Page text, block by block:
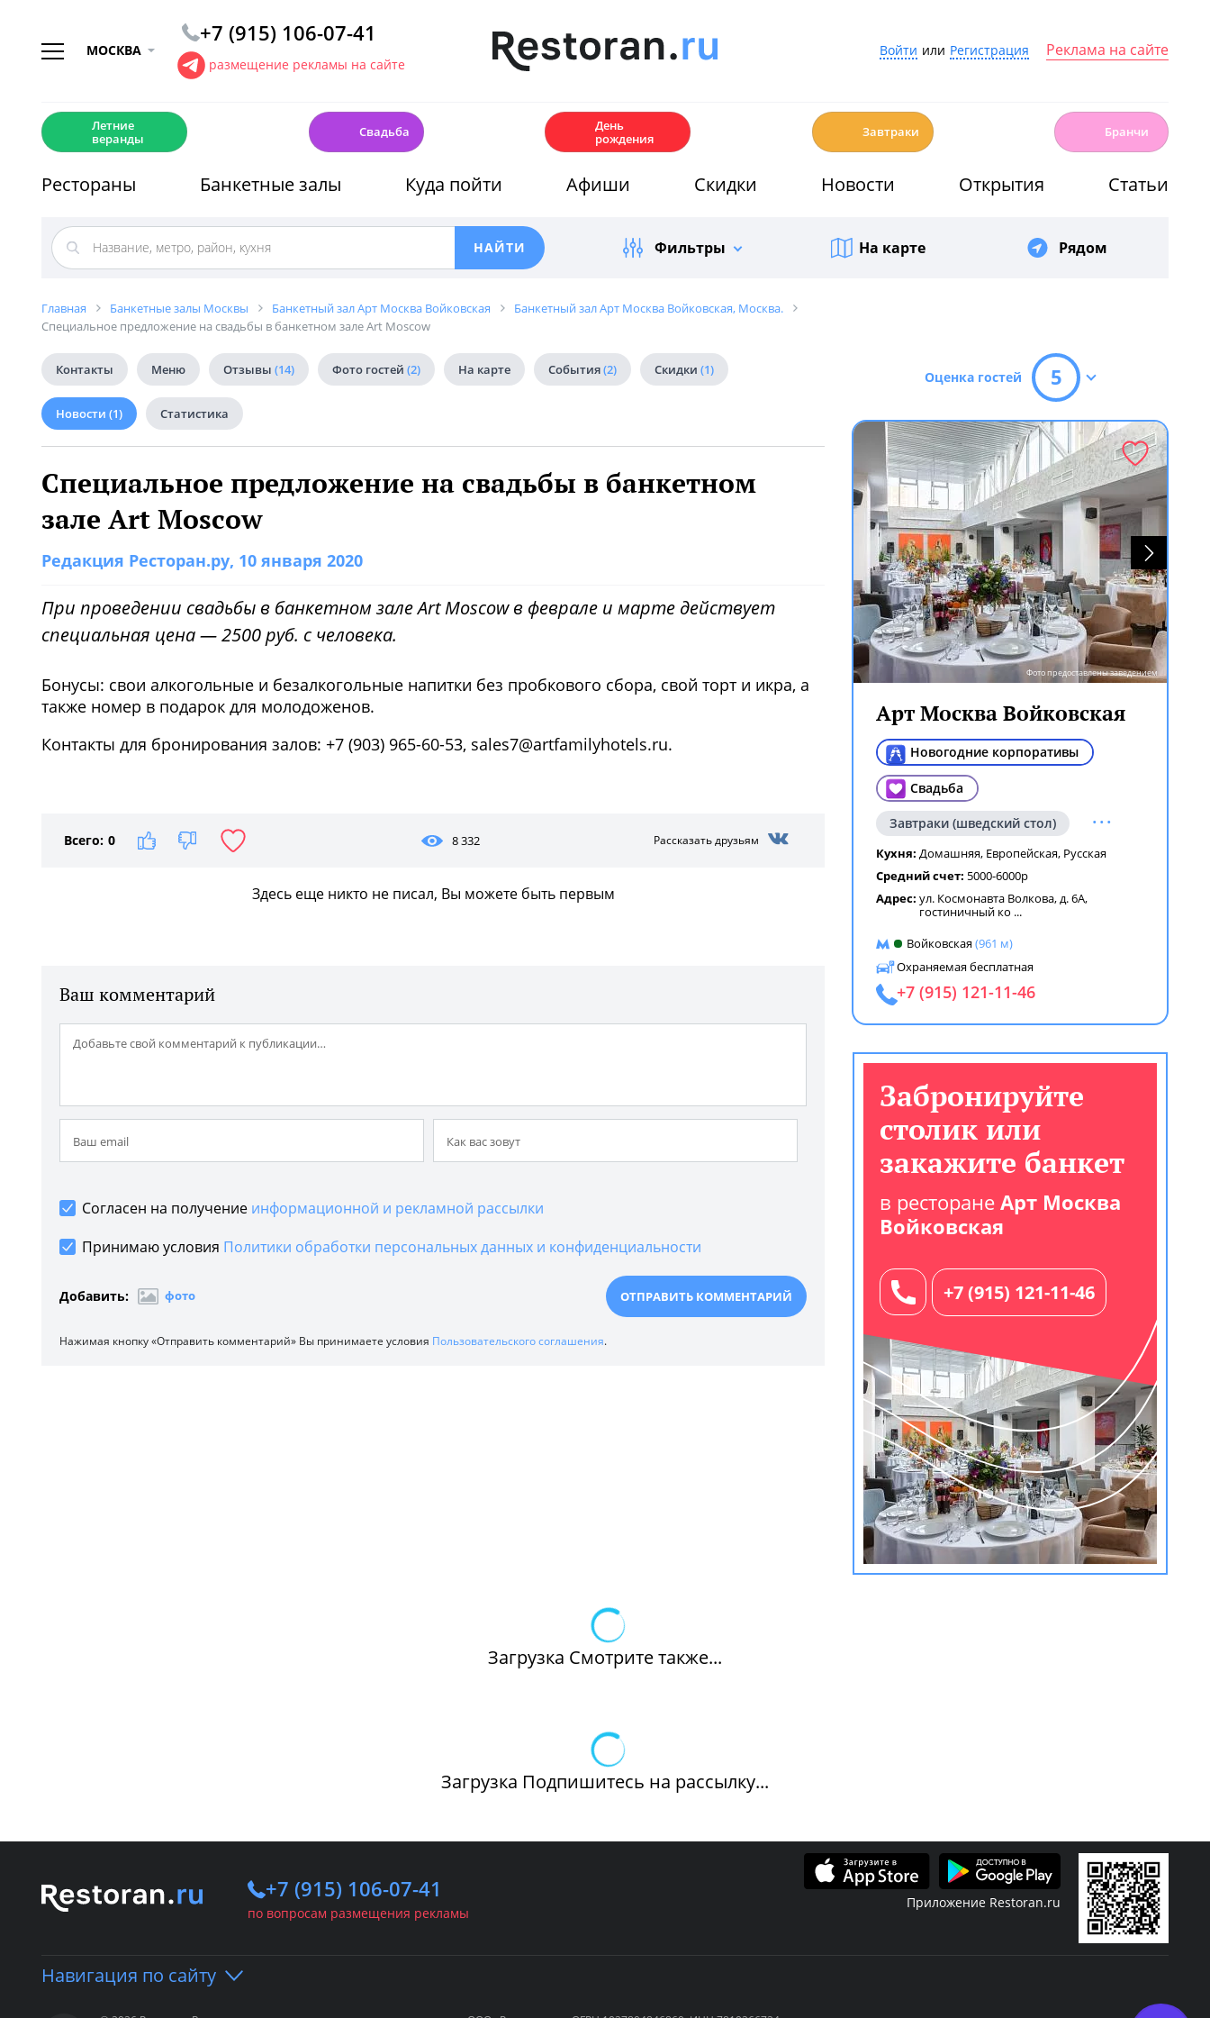
МОСКВА
+7 (915) 106-07-41
размещение рекламы на сайте
Войти или Регистрация Реклама на сайте
Летние
веранды
Свадьба
День
рождения
Завтраки Бранчи
Рестораны Банкетные залы Куда пойти Афиши Скидки Новости Открытия Статьи
Фильтры На карте Рядом
Главная Банкетные залы Москвы Банкетный зал Арт Москва Войковская
Банкетный зал Арт Москва Войковская, Москва.
Специальное предложение на свадьбы в банкетном зале Art Moscow
Контакты Меню Отзывы (14) Фото гостей (2) На карте События(2) Скидки (1)
Новости (1) Статистика
Специальное предложение на свадьбы в банкетном
зале Art Moscow
Редакция Ресторан.ру, 10 января 2020
При проведении свадьбы в банкетном зале Art Moscow в феврале и марте действует
специальная цена — 2500 руб. с человека.
Бонусы: свои алкогольные и безалкогольные напитки без пробкового сбора, свой торт и икра, а
также номер в подарок для молодоженов.
Контакты для бронирования залов: +7 (903) 965-60-53, sales7@artfamilyhotels.ru.
Всего: 0 8 332 Рассказать друзьям
Здесь еще никто не писал, Вы можете быть первым
Ваш комментарий
Согласен на получение информационной и рекламной рассылки
Принимаю условия Политики обработки персональных данных и конфиденциальности
Добавить: фото
Нажимая кнопку «Отправить комментарий» Вы принимаете условия Пользовательского соглашения.
Оценка гостей 5
Фото предоставлены заведением
Арт Москва Войковская
Новогодние корпоративы
Свадьба
Завтраки (шведский стол) ...
Кухня: Домашняя, Европейская, Русская
Средний счет: 5000-6000р
Адрес: ул. Космонавта Волкова, д. 6А,
гостиничный ко ...
Войковская(961 м)
Охраняемая бесплатная
+7 (915) 121-11-46
Забронируйте
столик или
закажите банкет
в ресторане Арт Москва
Войковская
+7 (915) 121-11-46
Загрузка Смотрите также...
Загрузка Подпишитесь на рассылку...
+7 (915) 106-07-41
по вопросам размещения рекламы
Приложение Restoran.ru
Навигация по сайту